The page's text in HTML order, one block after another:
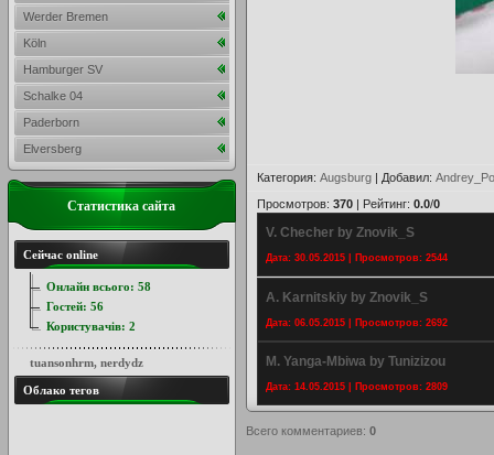
Категория: Augsburg | Добавил:
Просмотров: 370 | Рейтинг: 0.0/0
V. Checher by Znovik_S
Дата: 30.05.2015 | Просмотров: 2544
A. Karnitskiy by Znovik_S
Дата: 06.05.2015 | Просмотров: 2692
M. Yanga-Mbiwa by Tunizizou
Дата: 14.05.2015 | Просмотров: 2809
Всего комментариев: 0
Werder Bremen
Köln
Hamburger SV
Schalke 04
Paderborn
Elversberg
Статистика сайта
Сейчас online
Онлайн всього: 58
Гостей: 56
Користувачів: 2
tuansonhrm, nerdydz
Облако тегов